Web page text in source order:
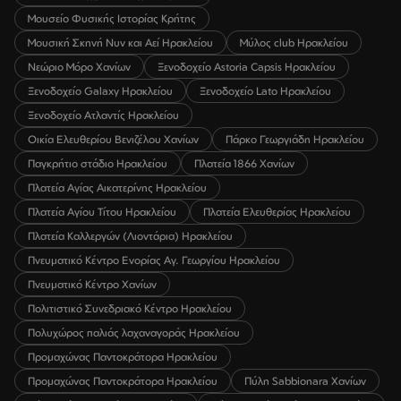
Μουσείο Φυσικής Ιστορίας Κρήτης
Μουσική Σκηνή Νυν και Αεί Ηρακλείου
Μύλος club Ηρακλείου
Νεώριο Μόρο Χανίων
Ξενοδοχείο Astoria Capsis Ηρακλείου
Ξενοδοχείο Galaxy Ηρακλείου
Ξενοδοχείο Lato Ηρακλείου
Ξενοδοχείο Ατλαντίς Ηρακλείου
Οικία Ελευθερίου Βενιζέλου Χανίων
Πάρκο Γεωργιάδη Ηρακλείου
Παγκρήτιο στάδιο Ηρακλείου
Πλατεία 1866 Χανίων
Πλατεία Αγίας Αικατερίνης Ηρακλείου
Πλατεία Αγίου Τίτου Ηρακλείου
Πλατεία Ελευθερίας Ηρακλείου
Πλατεία Καλλεργών (Λιοντάρια) Ηρακλείου
Πνευματικό Κέντρο Ενορίας Αγ. Γεωργίου Ηρακλείου
Πνευματικό Κέντρο Χανίων
Πολιτιστικό Συνεδριακό Κέντρο Ηρακλείου
Πολυχώρος παλιάς λαχαναγοράς Ηρακλείου
Προμαχώνας Παντοκράτορα Ηρακλείου
Προμαχώνας Παντοκράτορα Ηρακλείου
Πύλη Sabbionara Χανίων